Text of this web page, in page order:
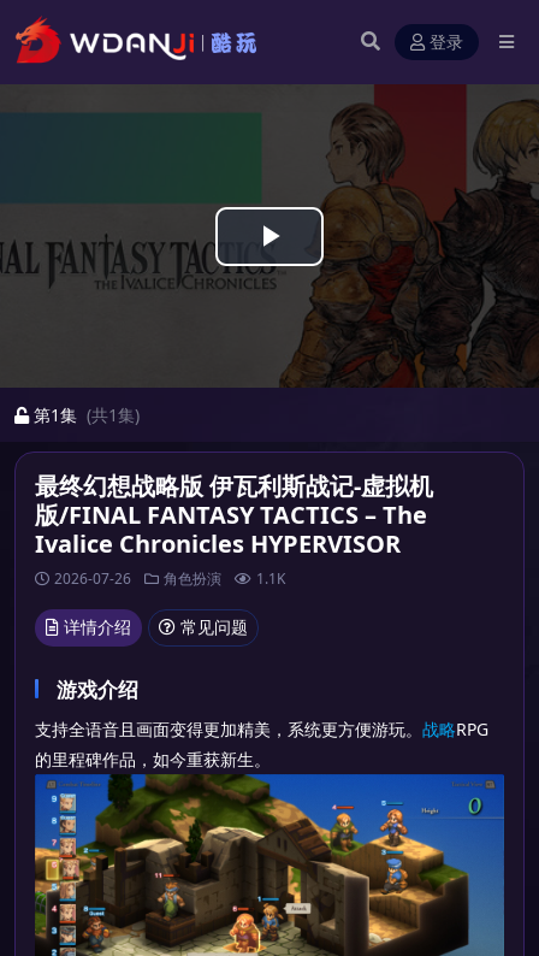
登录
Play
Video
第1集 (共1集)
最终幻想战略版 伊瓦利斯战记-虚拟机
版/FINAL FANTASY TACTICS – The
Ivalice Chronicles HYPERVISOR
2026-07-26 角色扮演 1.1K
详情介绍 常见问题
游戏介绍
支持全语音且画面变得更加精美，系统更方便游玩。 战略RPG
的里程碑作品，如今重获新生。